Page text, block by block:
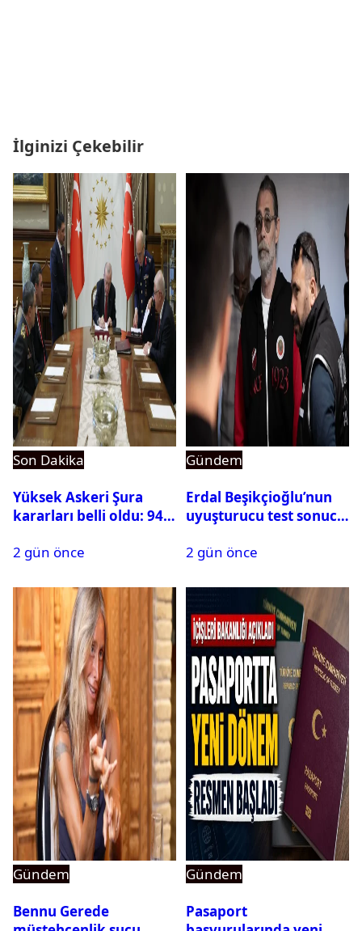
İlginizi Çekebilir
Son Dakika
Yüksek Askeri Şura
kararları belli oldu: 94
2 gün önce
Gündem
Erdal Beşikçioğlu’nun
uyuşturucu test sonucu
2 gün önce
Gündem
Bennu Gerede
Gündem
Pasaport